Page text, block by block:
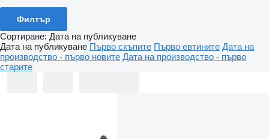
Филтър
Сортиране: Дата на публикуване
Дата на публикуване Първо скъпите Първо евтините Дата на
производство - първо новите Дата на производство - първо
старите